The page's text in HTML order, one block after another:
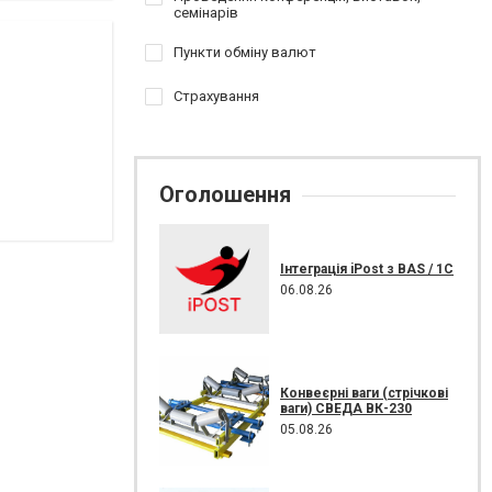
семінарів
Пункти обміну валют
Страхування
Оголошення
Інтеграція iPost з BAS / 1C
06.08.26
Конвеєрні ваги (стрічкові
ваги) СВЕДА ВК-230
05.08.26